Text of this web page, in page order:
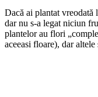
Dacă ai plantat
dar nu s-a legat niciun
plantelor au flori
aceeasi floare), dar